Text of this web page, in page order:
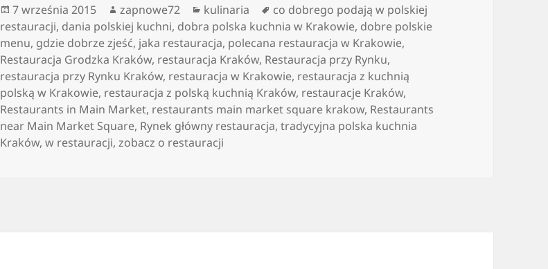
Data
publikacji
7 września 2015 Autor
zapnowe72 Kategorie
kulinaria Tagi
co dobrego podają w polskiej
restauracji, dania polskiej kuchni, dobra polska kuchnia w Krakowie, dobre polskie
menu, gdzie dobrze zjeść, jaka restauracja, polecana restauracja w Krakowie,
Restauracja Grodzka Kraków, restauracja Kraków, Restauracja przy Rynku,
restauracja przy Rynku Kraków, restauracja w Krakowie, restauracja z kuchnią
polską w Krakowie, restauracja z polską kuchnią Kraków, restauracje Kraków,
Restaurants in Main Market, restaurants main market square krakow, Restaurants
near Main Market Square, Rynek główny restauracja,tradycyjna polska kuchnia
Kraków,w restauracji,zobacz o restauracji